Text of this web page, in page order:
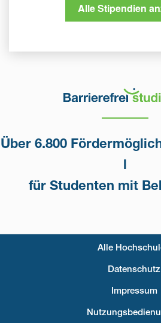
Alle Stipendien
Über 6.800
l
für Studenten mit
Alle
Datenschutz
Impressum